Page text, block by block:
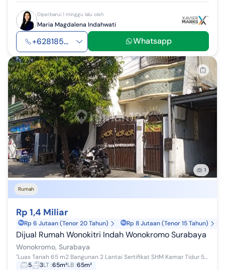
Diperbarui 1 minggu lalu oleh
Maria Magdalena Indahwati
+628185... Whatsapp
1
Rumah
Rp 1,4 Miliar
Rp 6 Jutaan (Tenor 20 Tahun) Rp 8 Jutaan (Tenor 15 Tahun)
Dijual Rumah Wonokitri Indah Wonokromo Surabaya
Wonokromo, Surabaya
"Luas Tanah 65 m2 Bangunan 2 Lantai Sertifikat SHM Kamar Tidur 5 Kamar Mandi 3 Listrik 2200 watt" @ririn
5
3LT:65m²LB:65m²